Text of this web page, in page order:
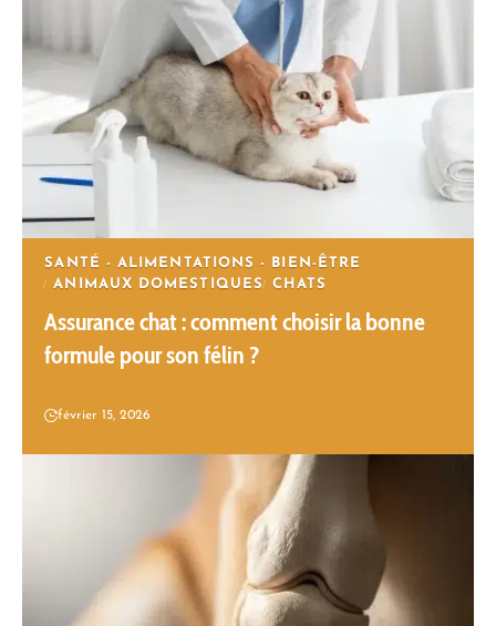
SANTÉ - ALIMENTATIONS - BIEN-ÊTRE
ANIMAUX DOMESTIQUES
CHATS
Assurance chat : comment choisir la bonne
formule pour son félin ?
février 15, 2026